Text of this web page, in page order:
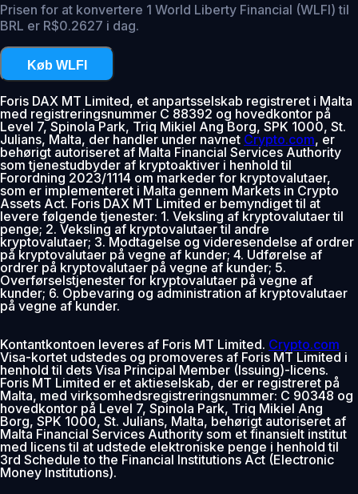
Prisen for at konvertere 1 World Liberty Financial (WLFI) til
BRL er R$0.2627 i dag.
Køb WLFI
Foris DAX MT Limited, et anpartsselskab registreret i Malta
med registreringsnummer C 88392 og hovedkontor på
Level 7, Spinola Park, Triq Mikiel Ang Borg, SPK 1000, St.
Julians, Malta, der handler under navnet Crypto.com, er
behørigt autoriseret af Malta Financial Services Authority
som tjenestudbyder af kryptoaktiver i henhold til
Forordning 2023/1114 om markeder for kryptovalutaer,
som er implementeret i Malta gennem Markets in Crypto
Assets Act. Foris DAX MT Limited er bemyndiget til at
levere følgende tjenester: 1. Veksling af kryptovalutaer til
penge; 2. Veksling af kryptovalutaer til andre
kryptovalutaer; 3. Modtagelse og videresendelse af ordrer
på kryptovalutaer på vegne af kunder; 4. Udførelse af
ordrer på kryptovalutaer på vegne af kunder; 5.
Overførselstjenester for kryptovalutaer på vegne af
kunder; 6. Opbevaring og administration af kryptovalutaer
på vegne af kunder.
Kontantkontoen leveres af Foris MT Limited. Crypto.com
Visa-kortet udstedes og promoveres af Foris MT Limited i
henhold til dets Visa Principal Member (Issuing)-licens.
Foris MT Limited er et aktieselskab, der er registreret på
Malta, med virksomhedsregistreringsnummer: C 90348 og
hovedkontor på Level 7, Spinola Park, Triq Mikiel Ang
Borg, SPK 1000, St. Julians, Malta, behørigt autoriseret af
Malta Financial Services Authority som et finansielt institut
med licens til at udstede elektroniske penge i henhold til
3rd Schedule to the Financial Institutions Act (Electronic
Money Institutions).